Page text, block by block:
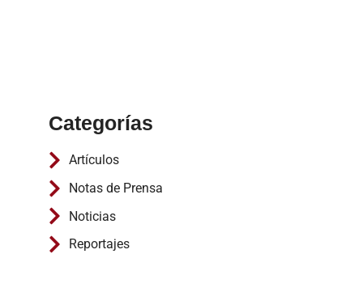
Categorías
Artículos
Notas de Prensa
Noticias
Reportajes